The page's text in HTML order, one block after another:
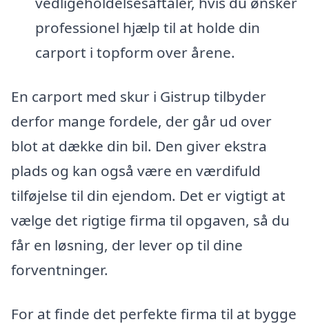
professionel hjælp til at holde din
carport i topform over årene.
En carport med skur i Gistrup tilbyder
derfor mange fordele, der går ud over
blot at dække din bil. Den giver ekstra
plads og kan også være en værdifuld
tilføjelse til din ejendom. Det er vigtigt at
vælge det rigtige firma til opgaven, så du
får en løsning, der lever op til dine
forventninger.
For at finde det perfekte firma til at bygge